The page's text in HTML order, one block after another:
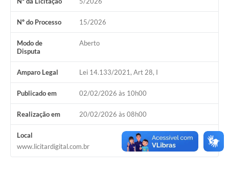
Nº do Processo 15/2026
Modo de
Disputa
Aberto
Amparo Legal Lei 14.133/2021, Art 28, I
Publicado em 02/02/2026 às 10h00
Realização em 20/02/2026 às 08h00
Local
www.licitardigital.com.br